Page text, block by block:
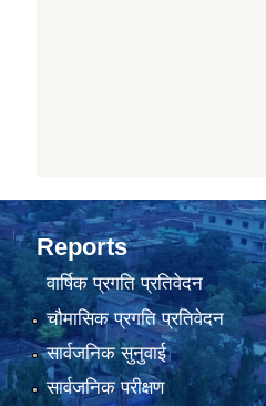
Reports
वार्षिक प्रगति प्रतिवेदन
चौमासिक प्रगति प्रतिवेदन
सार्वजनिक सुनुवाई
सार्वजनिक परीक्षण